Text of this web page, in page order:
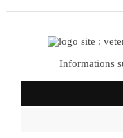
Informations